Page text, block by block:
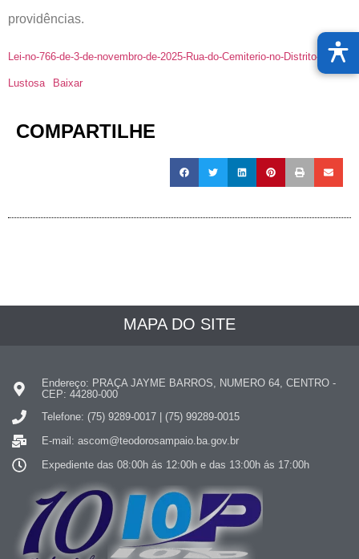
providências.
Lei-no-766-de-3-de-novembro-de-2025-Rua-do-Cemiterio-no-Distrito-de-
Lustosa Baixar
COMPARTILHE
MAPA DO SITE
Endereço: PRAÇA JAYME BARROS, NUMERO 64, CENTRO -
CEP: 44280-000
Telefone: (75) 9289-0017 | (75) 99289-0015
E-mail: ascom@teodorosampaio.ba.gov.br
Expediente das 08:00h ás 12:00h e das 13:00h ás 17:00h